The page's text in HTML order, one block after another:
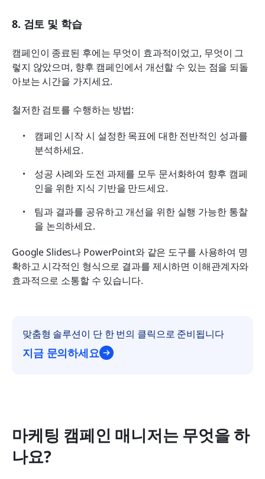
8. 검토 및 학습
캠페인이 종료된 후에는 무엇이 효과적이었고, 무엇이 그
렇지 않았으며, 향후 캠페인에서 개선할 수 있는 점을 되돌
아보는 시간을 가지세요.
철저한 검토를 수행하는 방법:
캠페인 시작 시 설정한 목표에 대한 전반적인 성과를
분석하세요.
성공 사례와 도전 과제를 모두 문서화하여 향후 캠페
인을 위한 지식 기반을 만드세요.
팀과 결과를 공유하고 개선을 위한 실행 가능한 통찰
을 논의하세요.
Google Slides나 PowerPoint와 같은 도구를 사용하여 명
확하고 시각적인 형식으로 결과를 제시하면 이해관계자와
효과적으로 소통할 수 있습니다.
맞춤형 솔루션이 단 한 번의 클릭으로 준비됩니다
지금 문의하세요
마케팅 캠페인 매니저는 무엇을 하
나요?